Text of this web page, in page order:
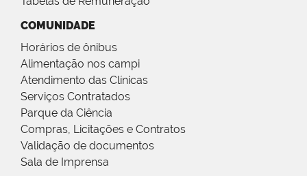
COMUNIDADE
Horários de ônibus
Alimentação nos campi
Atendimento das Clínicas
Serviços Contratados
Parque da Ciência
Compras, Licitações e Contratos
Validação de documentos
Sala de Imprensa